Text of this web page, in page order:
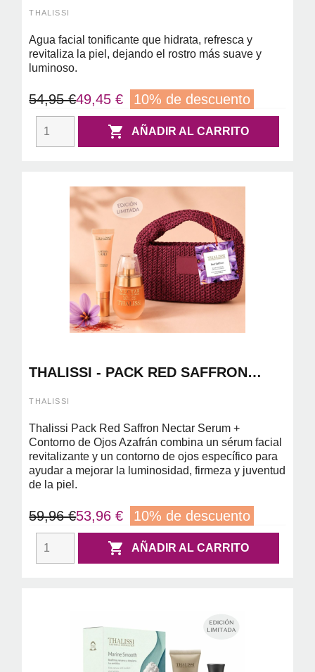
THALISSI
Agua facial tonificante que hidrata, refresca y
revitaliza la piel, dejando el rostro más suave y
luminoso.
54,95 €49,45 € 10% de descuento
 AÑADIR AL CARRITO
THALISSI - PACK RED SAFFRON
OJOS AZAFRAN
THALISSI
Thalissi Pack Red Saffron Nectar Serum +
Contorno de Ojos Azafrán combina un sérum facial
revitalizante y un contorno de ojos específico para
ayudar a mejorar la luminosidad, firmeza y juventud
de la piel.
59,96 €53,96 € 10% de descuento
 AÑADIR AL CARRITO